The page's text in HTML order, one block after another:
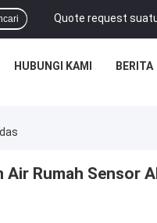
Quote request
HUBUNGI KAMI BERITA
Rumah Sensor